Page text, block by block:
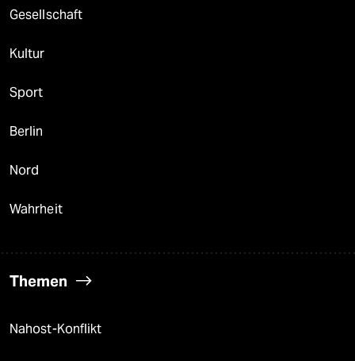
Gesellschaft
Kultur
Sport
Berlin
Nord
Wahrheit
Themen
Nahost-Konflikt